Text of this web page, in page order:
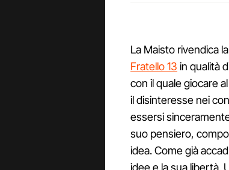
La Maisto rivendica
Fratello 13 in qualità
con il quale giocare
il disinteresse nei
essersi
suo pensiero,
idea. Come già
idee e la sua libertà.